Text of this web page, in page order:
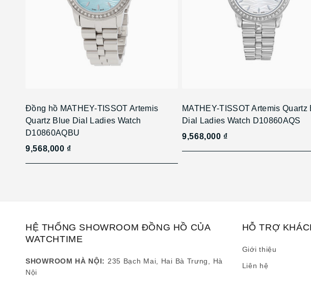
Đồng hồ MATHEY-TISSOT Artemis
Quartz Blue Dial Ladies Watch
D10860AQBU
9,568,000 ₫
MATHEY-TISSOT Artemis Quartz
Dial Ladies Watch D10860AQS
9,568,000 ₫
HỆ THỐNG SHOWROOM ĐỒNG HỒ CỦA
WATCHTIME
SHOWROOM HÀ NỘI: 235 Bạch Mai, Hai Bà Trưng, Hà
Nội
HỖ TRỢ
Giới thiệu
Liên hệ